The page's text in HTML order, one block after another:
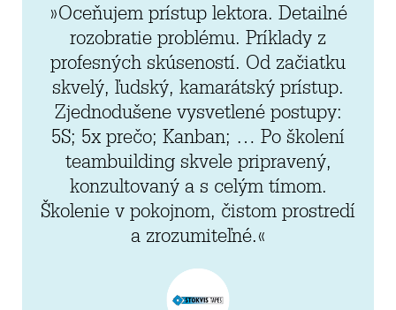
»Oceňujem prístup lektora. Detailné
rozobratie problému. Príklady z
profesných skúseností. Od začiatku
skvelý, ľudský, kamarátský prístup.
Zjednodušene vysvetlené postupy:
5S; 5x prečo; Kanban; … Po školení
teambuilding skvele pripravený,
konzultovaný a s celým tímom.
Školenie v pokojnom, čistom prostredí
a zrozumiteľné.«